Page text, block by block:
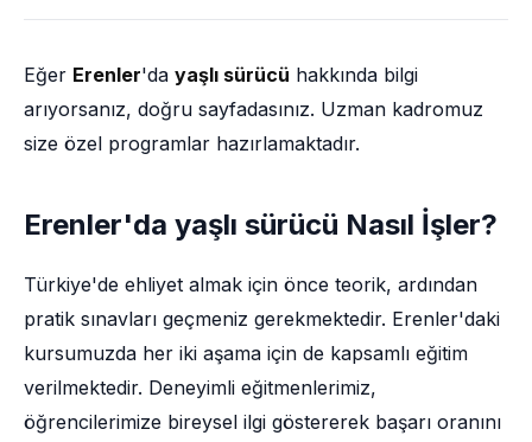
Eğer Erenler'da yaşlı sürücü hakkında bilgi
arıyorsanız, doğru sayfadasınız. Uzman kadromuz
size özel programlar hazırlamaktadır.
Erenler'da yaşlı sürücü Nasıl İşler?
Türkiye'de ehliyet almak için önce teorik, ardından
pratik sınavları geçmeniz gerekmektedir. Erenler'daki
kursumuzda her iki aşama için de kapsamlı eğitim
verilmektedir. Deneyimli eğitmenlerimiz,
öğrencilerimize bireysel ilgi göstererek başarı oranını